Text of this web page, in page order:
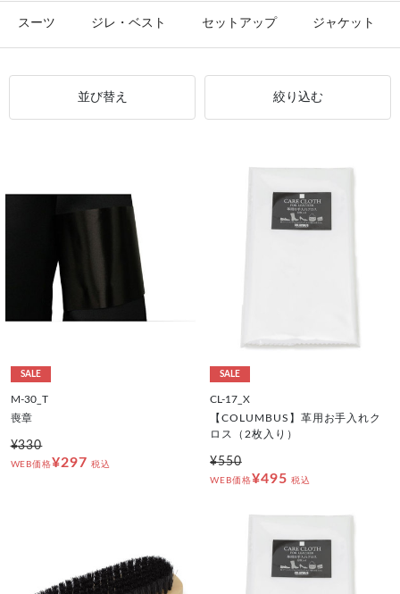
スーツ ジレ・ベスト セットアップ ジャケット
並び替え 絞り込む
SALE
M-30_T
喪章
¥330
WEB価格¥297 税込
SALE
CL-17_X
【COLUMBUS】革用お手入れク
ロス（2枚入り）
¥550
WEB価格¥495 税込